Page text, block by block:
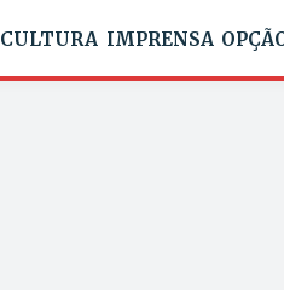
CULTURA IMPRENSA